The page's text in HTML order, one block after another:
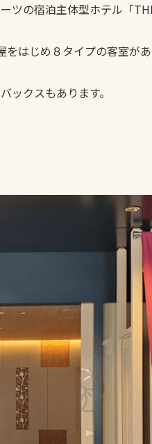
ツの宿泊主体型ホテル「
はじめ８タイプの客室があ
ックスもあります。